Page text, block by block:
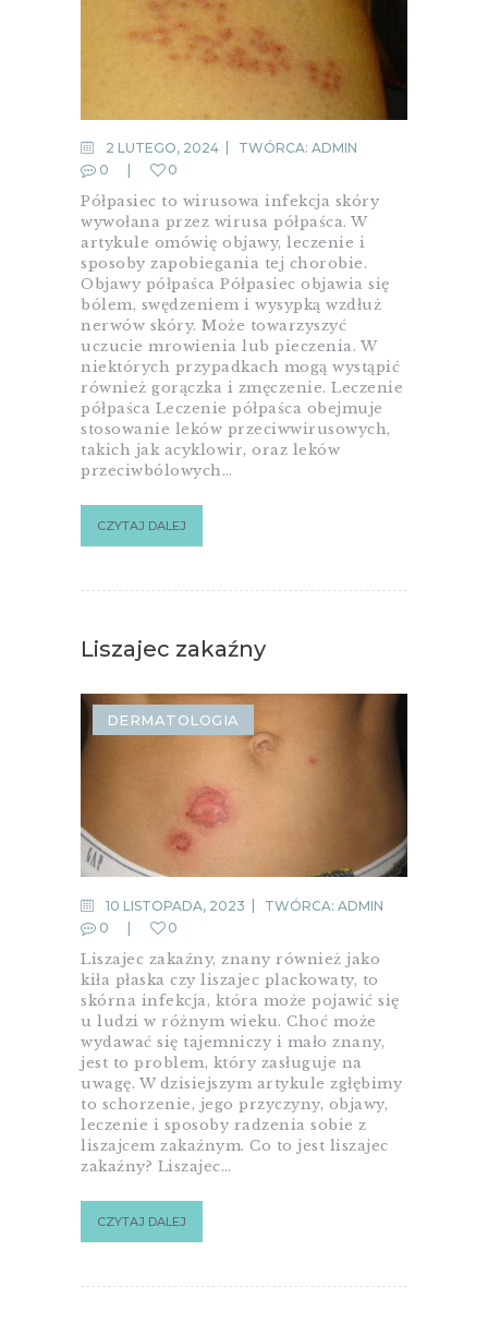
2 LUTEGO, 2024 TWÓRCA: ADMIN
0
0
Półpasiec to wirusowa infekcja skóry
wywołana przez wirusa półpaśca. W
artykule omówię objawy, leczenie i
sposoby zapobiegania tej chorobie.
Objawy półpaśca Półpasiec objawia się
bólem, swędzeniem i wysypką wzdłuż
nerwów skóry. Może towarzyszyć
uczucie mrowienia lub pieczenia. W
niektórych przypadkach mogą wystąpić
również gorączka i zmęczenie. Leczenie
półpaśca Leczenie półpaśca obejmuje
stosowanie leków przeciwwirusowych,
takich jak acyklowir, oraz leków
przeciwbólowych…
CZYTAJ DALEJ
Liszajec zakaźny
DERMATOLOGIA
10 LISTOPADA, 2023 TWÓRCA: ADMIN
0
0
Liszajec zakaźny, znany również jako
kiła płaska czy liszajec plackowaty, to
skórna infekcja, która może pojawić się
u ludzi w różnym wieku. Choć może
wydawać się tajemniczy i mało znany,
jest to problem, który zasługuje na
uwagę. W dzisiejszym artykule zgłębimy
to schorzenie, jego przyczyny, objawy,
leczenie i sposoby radzenia sobie z
liszajcem zakaźnym. Co to jest liszajec
zakaźny? Liszajec…
CZYTAJ DALEJ